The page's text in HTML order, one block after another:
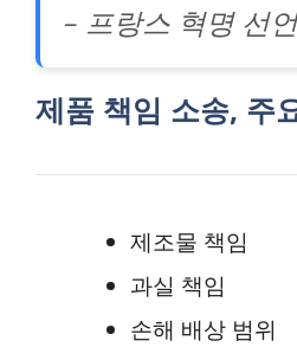
– 프랑스 혁명 선언
제품 책임 소송, 주
제조물 책임
과실 책임
손해 배상 범위